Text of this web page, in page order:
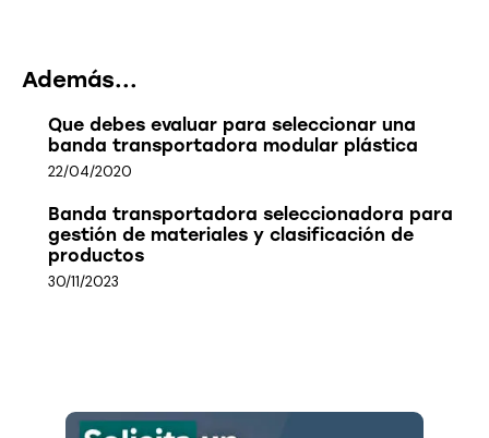
Además...
Que debes evaluar para seleccionar una
banda transportadora modular plástica
22/04/2020
Banda transportadora seleccionadora para
gestión de materiales y clasificación de
productos
30/11/2023